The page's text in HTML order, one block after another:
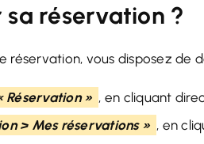
réservation ?
réservation, vous disposez de
Réservation » , en cliquant
> Mes réservations » , en